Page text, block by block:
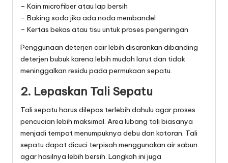
– Kain microfiber atau lap bersih
– Baking soda jika ada noda membandel
– Kertas bekas atau tisu untuk proses pengeringan
Penggunaan deterjen cair lebih disarankan dibanding
deterjen bubuk karena lebih mudah larut dan tidak
meninggalkan residu pada permukaan sepatu.
2. Lepaskan Tali Sepatu
Tali sepatu harus dilepas terlebih dahulu agar proses
pencucian lebih maksimal. Area lubang tali biasanya
menjadi tempat menumpuknya debu dan kotoran. Tali
sepatu dapat dicuci terpisah menggunakan air sabun
agar hasilnya lebih bersih. Langkah ini juga